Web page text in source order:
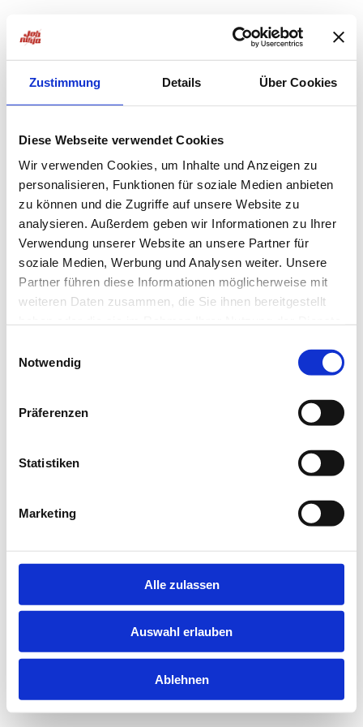
Zustimmung Details Über Cookies
Diese Webseite verwendet Cookies
Wir verwenden Cookies, um Inhalte und Anzeigen zu
personalisieren, Funktionen für soziale Medien anbieten
zu können und die Zugriffe auf unsere Website zu
analysieren. Außerdem geben wir Informationen zu Ihrer
Verwendung unserer Website an unsere Partner für
soziale Medien, Werbung und Analysen weiter. Unsere
Partner führen diese Informationen möglicherweise mit
weiteren Daten zusammen, die Sie ihnen bereitgestellt
Notwendig
Präferenzen
Statistiken
Marketing
Alle zulassen
Auswahl erlauben
Ablehnen
loadingjobninja.com
for more